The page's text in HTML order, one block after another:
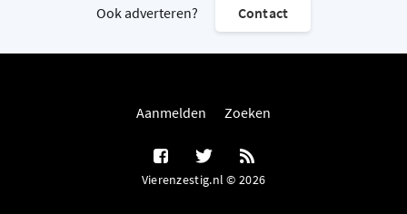
Ook adverteren? Contact
Aanmelden Zoeken
Vierenzestig.nl © 2026